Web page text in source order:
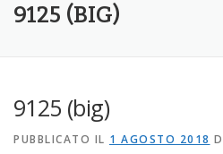
HOME L’AZIENDA
9125 (BIG)
9125 (big)
PUBBLICATO IL 1 AGOSTO 2018